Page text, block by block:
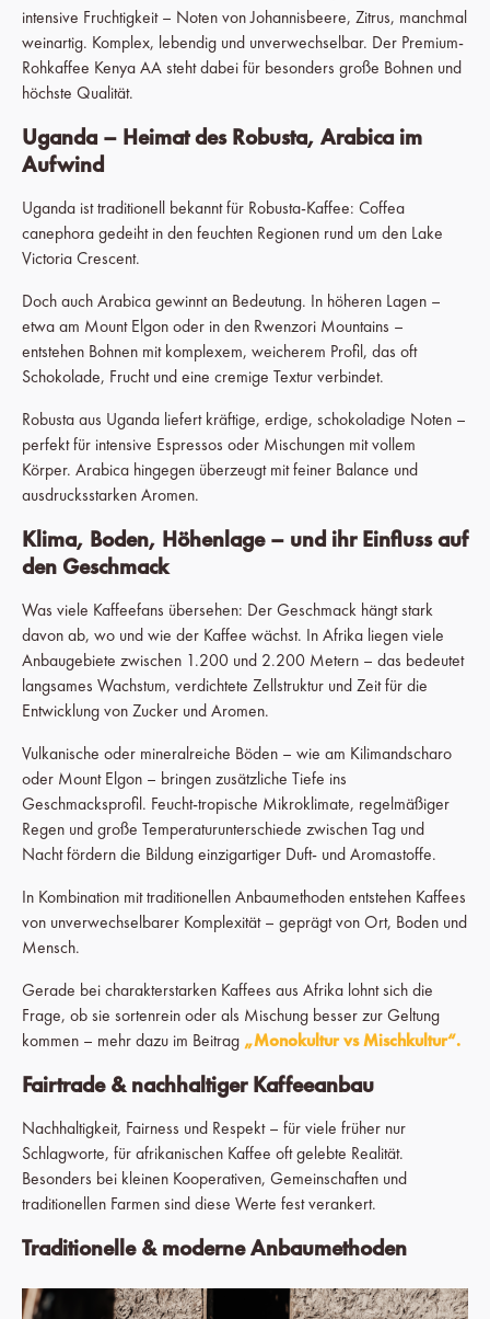
intensive Fruchtigkeit – Noten von Johannisbeere, Zitrus, manchmal
weinartig. Komplex, lebendig und unverwechselbar. Der Premium-
Rohkaffee Kenya AA steht dabei für besonders große Bohnen und
höchste Qualität.
Uganda – Heimat des Robusta, Arabica im
Aufwind
Uganda ist traditionell bekannt für Robusta-Kaffee: Coffea
canephora gedeiht in den feuchten Regionen rund um den Lake
Victoria Crescent.
Doch auch Arabica gewinnt an Bedeutung. In höheren Lagen –
etwa am Mount Elgon oder in den Rwenzori Mountains –
entstehen Bohnen mit komplexem, weicherem Profil, das oft
Schokolade, Frucht und eine cremige Textur verbindet.
Robusta aus Uganda liefert kräftige, erdige, schokoladige Noten –
perfekt für intensive Espressos oder Mischungen mit vollem
Körper. Arabica hingegen überzeugt mit feiner Balance und
ausdrucksstarken Aromen.
Klima, Boden, Höhenlage – und ihr Einfluss auf
den Geschmack
Was viele Kaffeefans übersehen: Der Geschmack hängt stark
davon ab, wo und wie der Kaffee wächst. In Afrika liegen viele
Anbaugebiete zwischen 1.200 und 2.200 Metern – das bedeutet
langsames Wachstum, verdichtete Zellstruktur und Zeit für die
Entwicklung von Zucker und Aromen.
Vulkanische oder mineralreiche Böden – wie am Kilimandscharo
oder Mount Elgon – bringen zusätzliche Tiefe ins
Geschmacksprofil. Feucht-tropische Mikroklimate, regelmäßiger
Regen und große Temperaturunterschiede zwischen Tag und
Nacht fördern die Bildung einzigartiger Duft- und Aromastoffe.
In Kombination mit traditionellen Anbaumethoden entstehen Kaffees
von unverwechselbarer Komplexität – geprägt von Ort, Boden und
Mensch.
Gerade bei charakterstarken Kaffees aus Afrika lohnt sich die
Frage, ob sie sortenrein oder als Mischung besser zur Geltung
kommen – mehr dazu im Beitrag „Monokultur vs Mischkultur“.
Fairtrade & nachhaltiger Kaffeeanbau
Nachhaltigkeit, Fairness und Respekt – für viele früher nur
Schlagworte, für afrikanischen Kaffee oft gelebte Realität.
Besonders bei kleinen Kooperativen, Gemeinschaften und
traditionellen Farmen sind diese Werte fest verankert.
Traditionelle & moderne Anbaumethoden